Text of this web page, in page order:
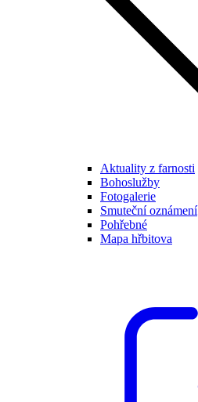
Aktuality z farnosti
Bohoslužby
Fotogalerie
Smuteční oznámení
Pohřebné
Mapa hřbitova